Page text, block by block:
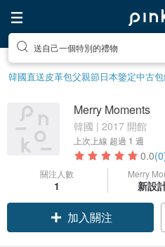
送自己一個特別的禮物
韓國直送皮革包父親節日本鑒定中古包
Merry Moments
韓國 | 2017 開館
上次上線 超過 1 週
0.0
關注人數
1
Merry
新設
加入關注